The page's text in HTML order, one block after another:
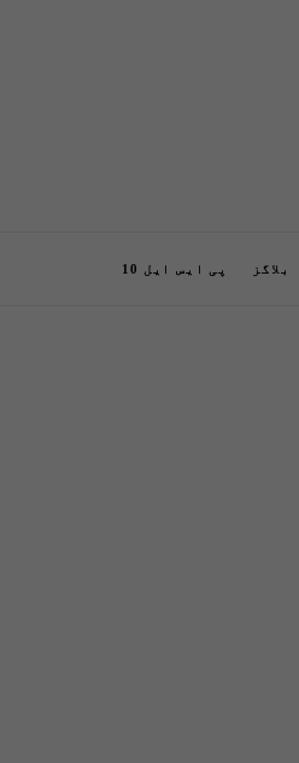
بلاگز پی ایس ایل 10